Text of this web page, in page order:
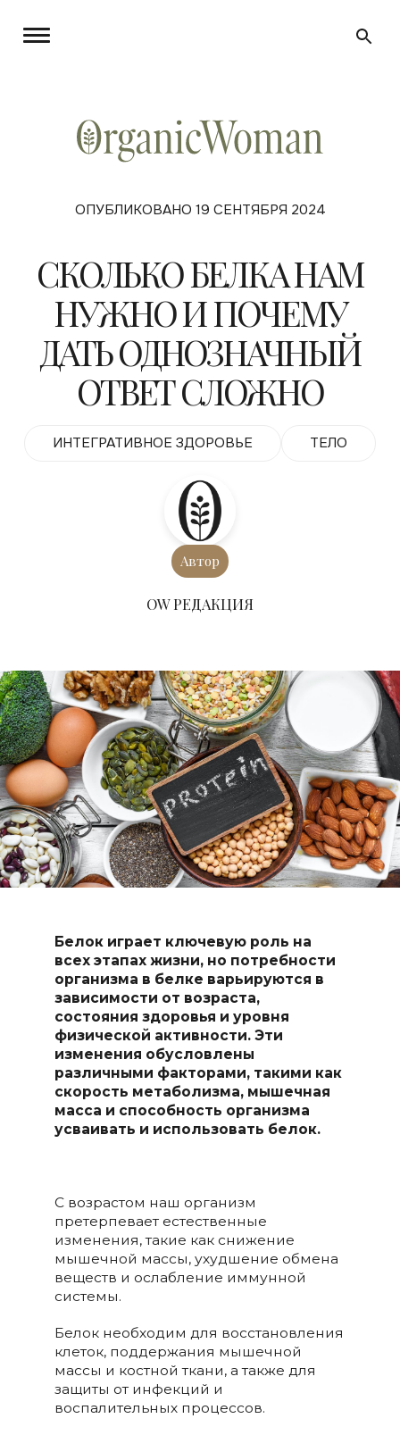
ОПУБЛИКОВАНО 19 СЕНТЯБРЯ 2024
СКОЛЬКО БЕЛКА НАМ
НУЖНО И ПОЧЕМУ
ДАТЬ ОДНОЗНАЧНЫЙ
ОТВЕТ СЛОЖНО
ИНТЕГРАТИВНОЕ ЗДОРОВЬЕ ТЕЛО
Автор
ОW РЕДАКЦИЯ
Белок играет ключевую роль на
всех этапах жизни, но потребности
организма в белке варьируются в
зависимости от возраста,
состояния здоровья и уровня
физической активности. Эти
изменения обусловлены
различными факторами, такими как
скорость метаболизма, мышечная
масса и способность организма
усваивать и использовать белок.
С возрастом наш организм
претерпевает естественные
изменения, такие как снижение
мышечной массы, ухудшение обмена
веществ и ослабление иммунной
системы.
Белок необходим для восстановления
клеток, поддержания мышечной
массы и костной ткани, а также для
защиты от инфекций и
воспалительных процессов.